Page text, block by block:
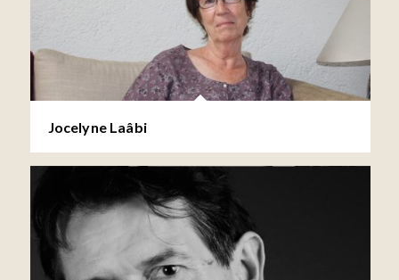
Jocelyne Laâbi